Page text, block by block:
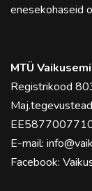
enesekohaseid
MTÜ
Registrikood
E-mail:
Facebook: